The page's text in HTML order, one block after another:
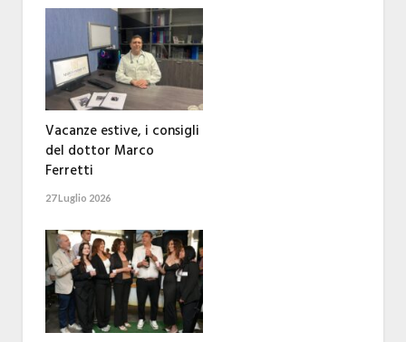
Vacanze estive, i consigli
del dottor Marco
Ferretti
27 Luglio 2026